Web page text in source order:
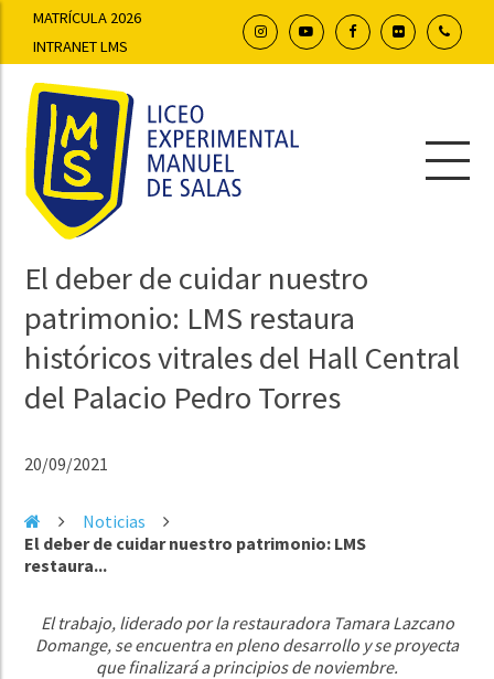
MATRÍCULA 2026
INTRANET LMS
El deber de cuidar nuestro
patrimonio: LMS restaura
históricos vitrales del Hall Central
del Palacio Pedro Torres
20/09/2021
Noticias
El deber de cuidar nuestro patrimonio: LMS
restaura...
El trabajo, liderado por la restauradora Tamara Lazcano
Domange, se encuentra en pleno desarrollo y se proyecta
que finalizará a principios de noviembre.